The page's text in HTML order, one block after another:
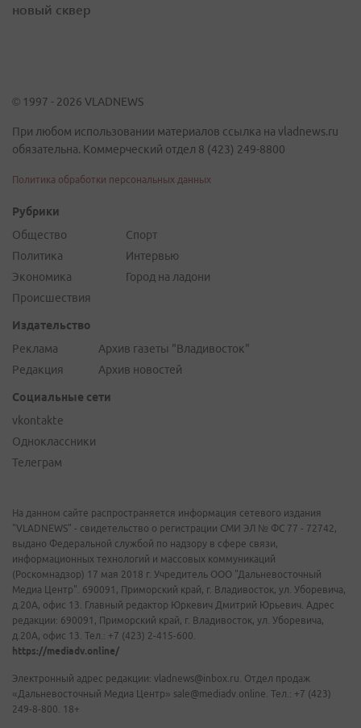
новый сквер
© 1997 - 2026 VLADNEWS
При любом использовании материалов ссылка на vladnews.ru
обязательна. Коммерческий отдел 8 (423) 249-8800
Политика обработки персональных данных
Рубрики
Общество
Политика
Экономика
Происшествия
Спорт
Интервью
Город на ладони
Издательство
Реклама
Редакция
Архив газеты "Владивосток"
Архив новостей
Социальные сети
vkontakte
Одноклассники
Телеграм
На данном сайте распространяется информация сетевого издания
"VLADNEWS" - свидетельство о регистрации СМИ ЭЛ № ФС 77 - 72742,
выдано Федеральной службой по надзору в сфере связи,
информационных технологий и массовых коммуникаций
(Роскомнадзор) 17 мая 2018 г. Учредитель ООО "Дальневосточный
Медиа Центр". 690091, Приморский край, г. Владивосток, ул. Уборевича,
д.20А, офис 13. Главный редактор Юркевич Дмитрий Юрьевич. Адрес
редакции: 690091, Приморский край, г. Владивосток, ул. Уборевича,
д.20А, офис 13. Тел.: +7 (423) 2-415-600.
https://mediadv.online/
Электронный адрес редакции: vladnews@inbox.ru. Отдел продаж
«Дальневосточный Медиа Центр» sale@mediadv.online. Тел.: +7 (423)
249-8-800. 18+